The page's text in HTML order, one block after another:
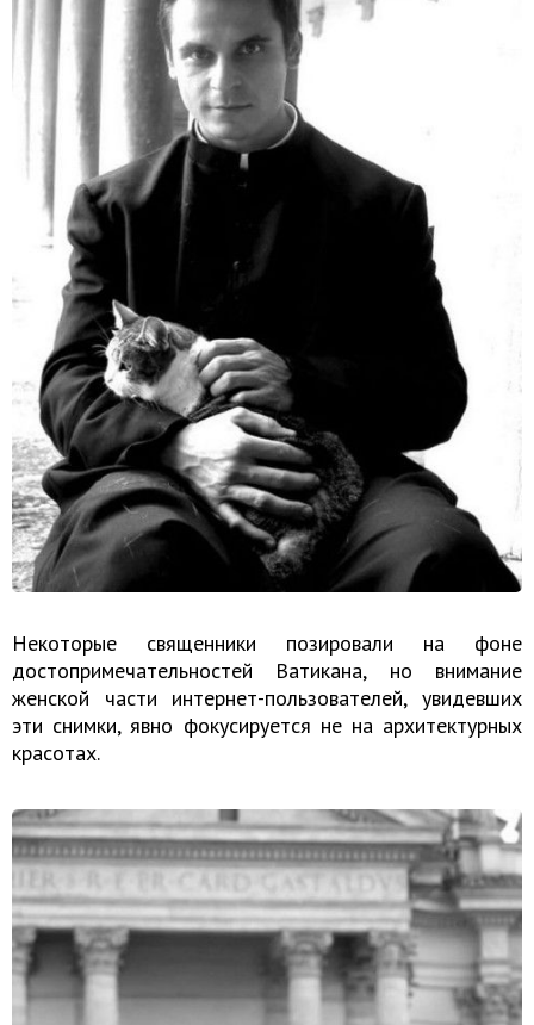
Некоторые священники позировали на фоне
достопримечательностей Ватикана, но внимание
женской части интернет-пользователей, увидевших
эти снимки, явно фокусируется не на архитектурных
красотах.